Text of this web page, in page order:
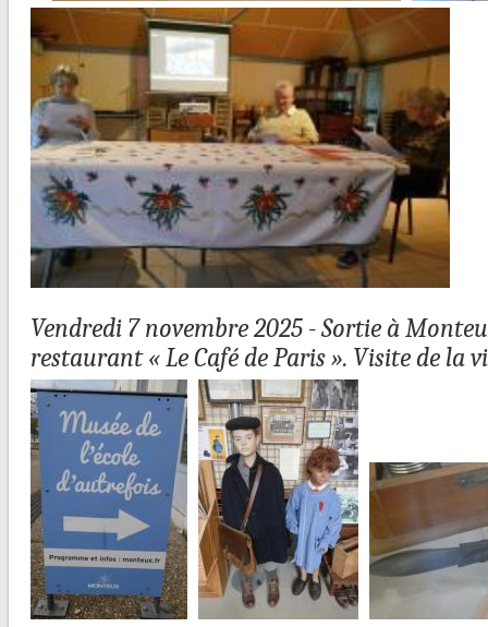
Vendredi 7 novembre 2025 - Sortie à
restaurant « Le Café de Paris ». Visite de la